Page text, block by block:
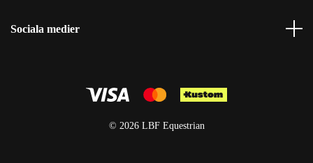
Sociala medier
© 2026 LBF Equestrian